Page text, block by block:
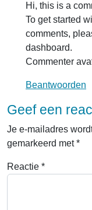
Hi, this is a
To get started
comments,
dashboard.
Commenter
Beantwoorden
Geef een
Je e-mailadres
gemarkeerd met*
Reactie *